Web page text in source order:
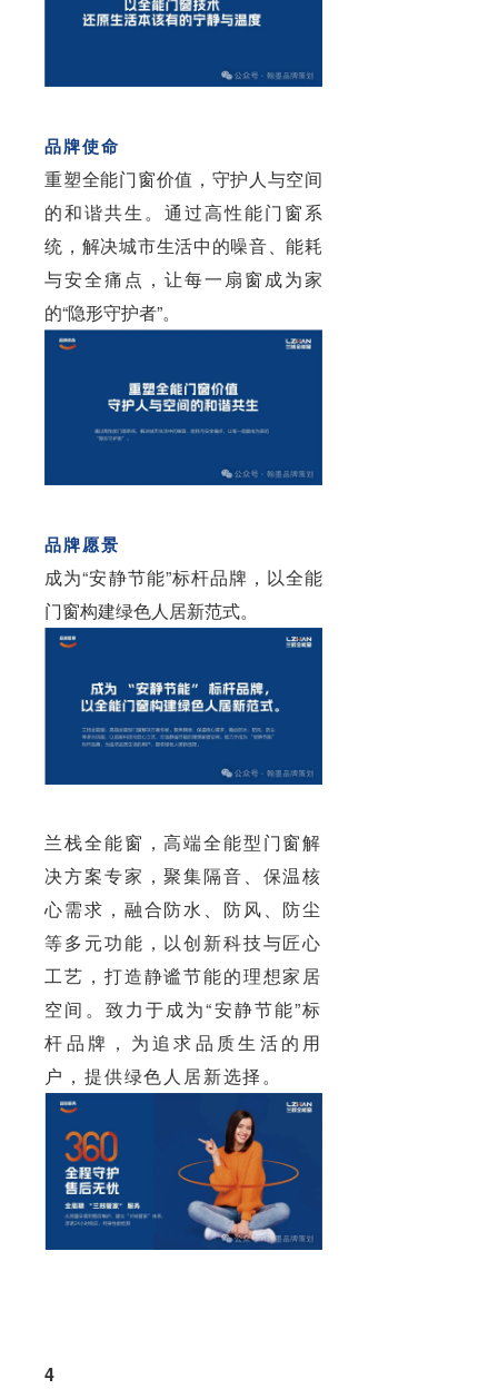
品牌使命
重塑全能门窗价值，守护人与空间
的和谐共生。通过高性能门窗系
统，解决城市生活中的噪音、能耗
与安全痛点，让每一扇窗成为家
的“隐形守护者”。
品牌愿景
成为“安静节能”标杆品牌，以全能
门窗构建绿色人居新范式。
兰栈全能窗，高端全能型门窗解
决方案专家，聚集隔音、保温核
心需求，融合防水、防风、防尘
等多元功能，以创新科技与匠心
工艺，打造静谧节能的理想家居
空间。致力于成为“安静节能”标
杆品牌，为追求品质生活的用
户，提供绿色人居新选择。
4